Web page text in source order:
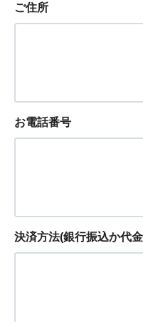
ご住所
お電話番号
決済方法(銀行振込か代